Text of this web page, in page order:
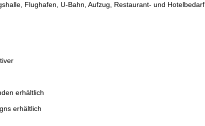
Flughafen, U-Bahn, Aufzug, Restaurant- und Hotelbedarf,
erhältlich
erhältlich